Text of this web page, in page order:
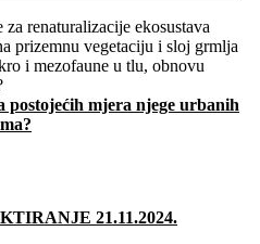
renaturalizacije ekosustava
prizemnu vegetaciju i sloj grmlja
i mezofaune u tlu, obnovu
postojećih mjera njege urbanih
21.11.2024.